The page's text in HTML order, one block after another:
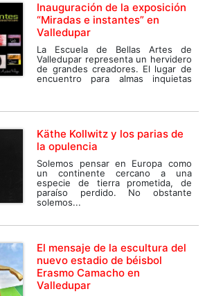
Inauguración de la exposición
“Miradas e instantes” en
Valledupar
La Escuela de Bellas Artes de
Valledupar representa un hervidero
de grandes creadores. El lugar de
encuentro para almas inquietas
Käthe Kollwitz y los parias de
la opulencia
Solemos pensar en Europa como
un continente cercano a una
especie de tierra prometida, de
paraíso perdido. No obstante
solemos...
El mensaje de la escultura del
nuevo estadio de béisbol
Erasmo Camacho en
Valledupar